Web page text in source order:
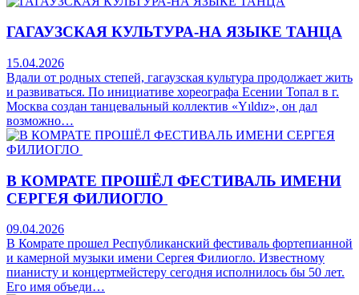
ГАГАУЗСКАЯ КУЛЬТУРА-НА ЯЗЫКЕ ТАНЦА
15.04.2026
Вдали от родных степей, гагаузская культура продолжает жить
и развиваться. По инициативе хореографа Eсении Топал в г.
Москва создан танцевальный коллектив «Yıldız», он дал
возможно…
В КОМРАТЕ ПРОШЁЛ ФЕСТИВАЛЬ ИМЕНИ
СЕРГЕЯ ФИЛИОГЛО
09.04.2026
В Комрате прошел Республиканский фестиваль фортепианной
и камерной музыки имени Сергея Филиогло. Известному
пианисту и концертмейстеру сегодня исполнилось бы 50 лет.
Его имя объеди…